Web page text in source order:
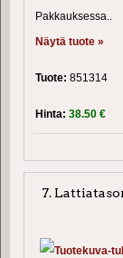
Pakkauksessa..
Näytä tuote »
Tuote: 851314
Hinta: 38.50 €
7.